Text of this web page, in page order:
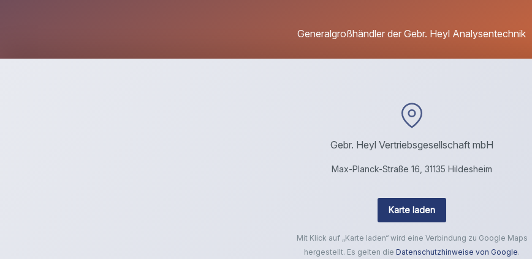
Generalgroßhändler der Gebr. Heyl Analysentechnik
Gebr. Heyl Vertriebsgesellschaft mbH
Max-Planck-Straße 16, 31135 Hildesheim
Karte laden
Mit Klick auf „Karte laden“ wird eine Verbindung zu Google Maps
hergestellt. Es gelten die Datenschutzhinweise von Google.